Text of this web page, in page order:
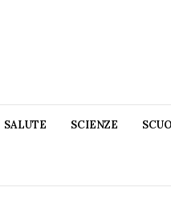
SALUTE SCIENZE